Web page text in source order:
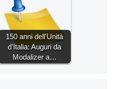
150 anni dell'Unità
d'Italia: Auguri da
Modalizer a…